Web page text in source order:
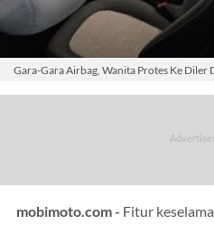
Gara-Gara Airbag, Wanita Protes Ke Diler
mobimoto.com - Fitur